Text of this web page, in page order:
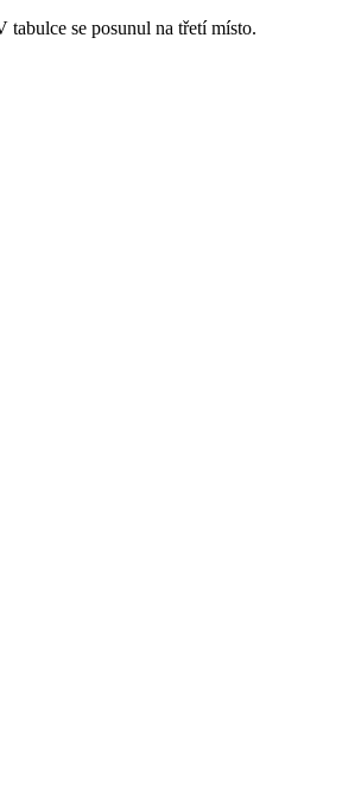
tabulce se posunul na třetí místo.